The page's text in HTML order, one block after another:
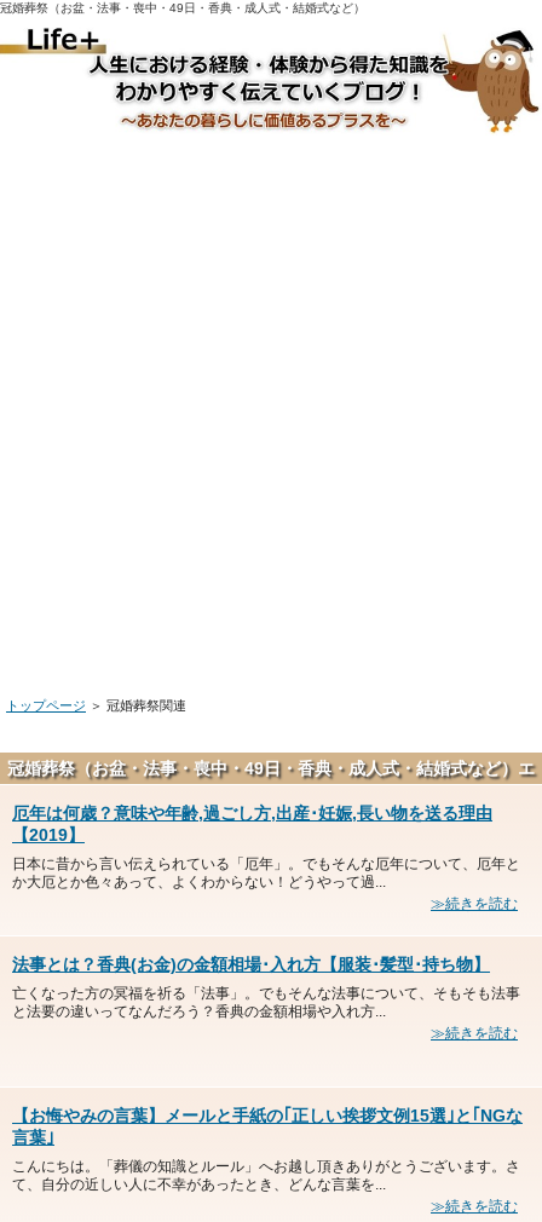
冠婚葬祭（お盆・法事・喪中・49日・香典・成人式・結婚式など）
トップページ ＞ 冠婚葬祭関連
冠婚葬祭（お盆・法事・喪中・49日・香典・成人式・結婚式など）エ
ントリー一覧
厄年は何歳？意味や年齢,過ごし方,出産･妊娠,長い物を送る理由
【2019】
日本に昔から言い伝えられている「厄年」。でもそんな厄年について、厄年と
か大厄とか色々あって、よくわからない！どうやって過...
≫続きを読む
法事とは？香典(お金)の金額相場･入れ方【服装･髪型･持ち物】
亡くなった方の冥福を祈る「法事」。でもそんな法事について、そもそも法事
と法要の違いってなんだろう？香典の金額相場や入れ方...
≫続きを読む
【お悔やみの言葉】メールと手紙の｢正しい挨拶文例15選｣と｢NGな
言葉｣
こんにちは。「葬儀の知識とルール」へお越し頂きありがとうございます。さ
て、自分の近しい人に不幸があったとき、どんな言葉を...
≫続きを読む